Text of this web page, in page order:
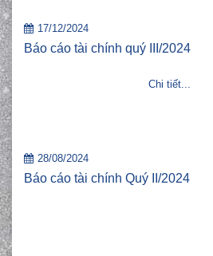
17/12/2024
Báo cáo tài chính quý III/2024
Chi tiết...
28/08/2024
Báo cáo tài chính Quý II/2024